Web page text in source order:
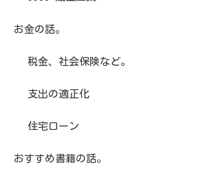
お金の話。
税金、社会保険など。
支出の適正化
住宅ローン
おすすめ書籍の話。